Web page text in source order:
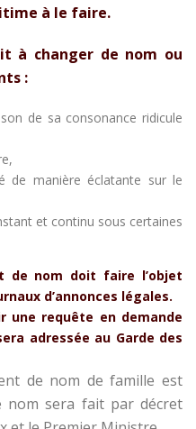
à le faire.
à changer de nom ou
:
de sa consonance ridicule
de manière éclatante sur le
et continu sous certaines
de nom doit faire l’objet
d’annonces légales.
une requête en demande
adressée au Garde des
de nom de famille est
nom sera fait par décret